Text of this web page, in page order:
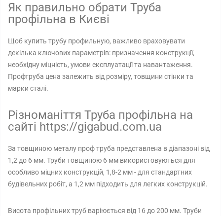
Як правильно обрати Труба
профільна в Києві
Щоб купить трубу профильную, важливо враховувати
декілька ключових параметрів: призначення конструкції,
необхідну міцність, умови експлуатації та навантаження.
Профтруба цена залежить від розміру, товщини стінки та
марки сталі.
Різноманіття Труба профільна на
сайті https://gigabud.com.ua
За товщиною металу проф труба представлена в діапазоні від
1,2 до 6 мм. Труби товщиною 6 мм використовуються для
особливо міцних конструкцій, 1,8-2 мм - для стандартних
будівельних робіт, а 1,2 мм підходить для легких конструкцій.
Висота профільних труб варіюється від 16 до 200 мм. Труби